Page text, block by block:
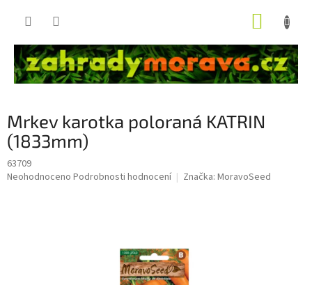
Mrkev karotka poloraná KATRIN
(1833mm)
63709
Průměrné
Neohodnoceno Podrobnosti hodnocení Značka: MoravoSeed